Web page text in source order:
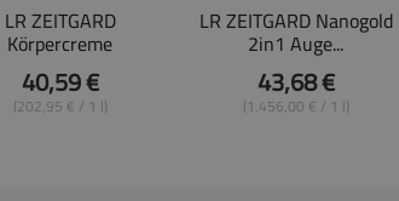
LR ZEITGARD
Körpercreme
40,59 €
(202,95 € / 1 l)
LR ZEITGARD Nanogold
2in1 Auge...
43,68 €
(1.456,00 € / 1 l)